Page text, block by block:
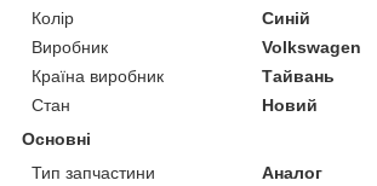
Колір
Синій
Виробник
Volkswagen
Країна виробник
Тайвань
Стан
Новий
Основні
Тип запчастини
Аналог